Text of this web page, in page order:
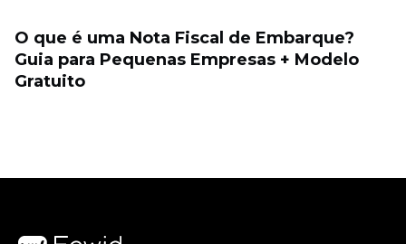
O que é uma Nota Fiscal de Embarque?
Guia para Pequenas Empresas + Modelo
Gratuito